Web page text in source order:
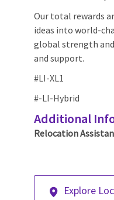
Our total rewards
ideas into world-
global strength
and support.
#LI-XL1
#-LI-Hybrid
Additional
Relocation
Explore